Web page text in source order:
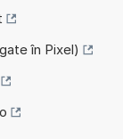
în Pixel)